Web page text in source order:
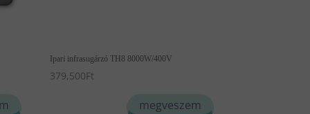
Ipari infrasugárzó TH8 8000W/400V
379,500Ft
megveszem